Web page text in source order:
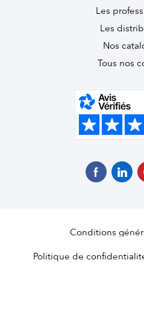
Les
Les
Nos
Tous nos
Conditions
Politique de